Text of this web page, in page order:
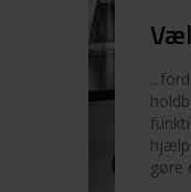
hjælp
gøre